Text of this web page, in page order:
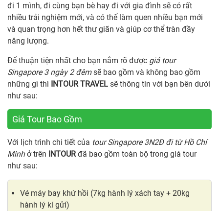
đi 1 mình, đi cùng bạn bè hay đi với gia đình sẽ có rất
nhiều trải nghiệm mới, và có thể làm quen nhiều bạn mới
và quan trọng hơn hết thư giãn và giúp cơ thể tràn đầy
năng lượng.
Để thuận tiện nhất cho bạn nắm rõ được giá tour
Singapore 3 ngày 2 đêmsẽ bao gồm và không bao gồm
những gì thì INTOUR TRAVEL sẽ thông tin với bạn bên dưới
như sau:
Giá Tour Bao Gồm
Với lịch trình chi tiết của tour Singapore 3N2Đ đi từ Hồ Chí
Minhở trên INTOURđã bao gồm toàn bộ trong giá tour
như sau:
Vé máy bay khứ hồi (7kg hành lý xách tay + 20kg
hành lý kí gửi)